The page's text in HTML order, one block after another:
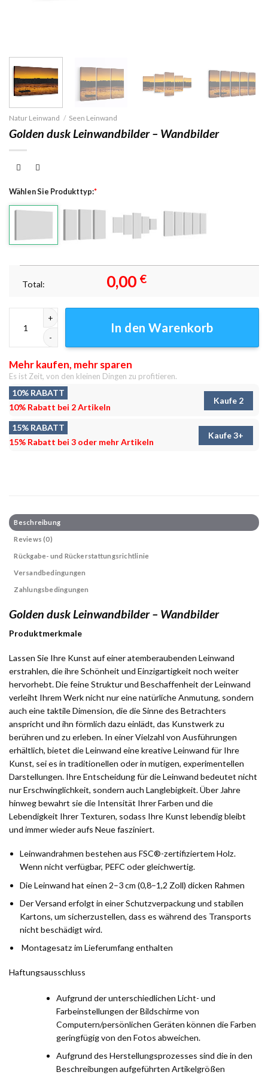
Natur Leinwand / Seen Leinwand
Golden dusk Leinwandbilder – Wandbilder
Wählen Sie Produkttyp:*
Total: 0,00 €
In den Warenkorb
Mehr kaufen, mehr sparen
Es ist Zeit, von den kleinen Dingen zu profitieren.
10% RABATT
10% Rabatt bei 2 Artikeln
Kaufe 2
15% RABATT
15% Rabatt bei 3 oder mehr Artikeln
Kaufe 3+
Beschreibung
Reviews (0)
Rückgabe- und Rückerstattungsrichtlinie
Versandbedingungen
Zahlungsbedingungen
Golden dusk Leinwandbilder – Wandbilder
Produktmerkmale
Lassen Sie Ihre Kunst auf einer atemberaubenden Leinwand
erstrahlen, die ihre Schönheit und Einzigartigkeit noch weiter
hervorhebt. Die feine Struktur und Beschaffenheit der Leinwand
verleiht Ihrem Werk nicht nur eine natürliche Anmutung, sondern
auch eine taktile Dimension, die die Sinne des Betrachters
anspricht und ihn förmlich dazu einlädt, das Kunstwerk zu
berühren und zu erleben. In einer Vielzahl von Ausführungen
erhältlich, bietet die Leinwand eine kreative Leinwand für Ihre
Kunst, sei es in traditionellen oder in mutigen, experimentellen
Darstellungen. Ihre Entscheidung für die Leinwand bedeutet nicht
nur Erschwinglichkeit, sondern auch Langlebigkeit. Über Jahre
hinweg bewahrt sie die Intensität Ihrer Farben und die
Lebendigkeit Ihrer Texturen, sodass Ihre Kunst lebendig bleibt
und immer wieder aufs Neue fasziniert.
Leinwandrahmen bestehen aus FSC®-zertifiziertem Holz.
Wenn nicht verfügbar, PEFC oder gleichwertig.
Die Leinwand hat einen 2–3 cm (0,8–1,2 Zoll) dicken Rahmen
Der Versand erfolgt in einer Schutzverpackung und stabilen
Kartons, um sicherzustellen, dass es während des Transports
nicht beschädigt wird.
Montagesatz im Lieferumfang enthalten
Haftungsausschluss
Aufgrund der unterschiedlichen Licht- und
Farbeinstellungen der Bildschirme von
Computern/persönlichen Geräten können die Farben
geringfügig von den Fotos abweichen.
Aufgrund des Herstellungsprozesses sind die in den
Beschreibungen aufgeführten Artikelgrößen